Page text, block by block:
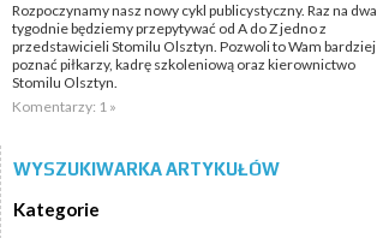
Rozpoczynamy nasz nowy cykl publicystyczny. Raz na dwa
tygodnie będziemy przepytywać od A do Z jedno z
przedstawicieli Stomilu Olsztyn. Pozwoli to Wam bardziej
poznać piłkarzy, kadrę szkoleniową oraz kierownictwo
Stomilu Olsztyn.
Komentarzy: 1 »
WYSZUKIWARKA ARTYKUŁÓW
Kategorie